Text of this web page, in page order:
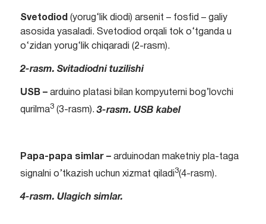
Svetodiod (yorug‘lik diodi) arsenit – fosfid – galiy
asosida yasaladi. Svetodiod orqali tok o‘tganda u
o‘zidan yorug‘lik chiqaradi (2-rasm).
2-rasm. Svitadiodni tuzilishi
USB – arduino platasi bilan kompyuterni bog’lovchi
qurilma3(3-rasm).3-rasm. USB kabel
Papa-papa simlar – arduinodan maketniy pla-taga
signalni o’tkazish uchun xizmat qiladi 3(4-rasm).
4-rasm. Ulagich simlar.